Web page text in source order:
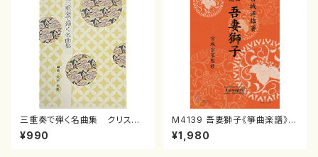
三重奏で弾く名曲集 クリスマ
スメドレー( 箏2/大平光美 編
曲/楽譜）
¥990
M4139 吾妻獅子《箏曲楽譜》
（箏/宮城道雄著・宮城宗家監修/
箏曲古典楽譜）
¥1,980